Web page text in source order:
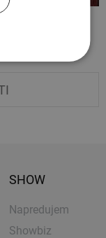
SHOW
Napredujem
Showbiz